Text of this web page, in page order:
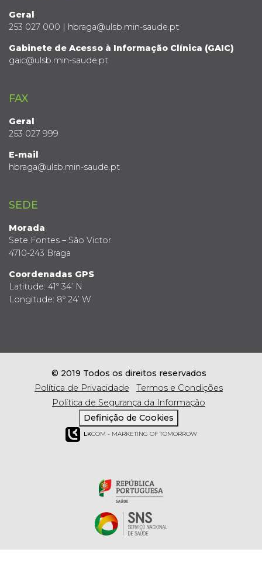
Geral
253 027 000 | hbraga@ulsb.min-saude.pt
Gabinete de Acesso à Informação Clínica (GAIC)
gaic@ulsb.min-saude.pt
FAX
Geral
253 027 999
E-mail
hbraga@ulsb.min-saude.pt
SEDE
Morada
Sete Fontes – São Victor
4710-243 Braga
Coordenadas GPS
Latitude: 41º 34’ N
Longitude: 8º 24’ W
© 2019 Todos os direitos reservados
Política de Privacidade
Termos e Condições
Política de Segurança da Informação
Definição de Cookies
LKCOM - MARKETING OF TOMORROW